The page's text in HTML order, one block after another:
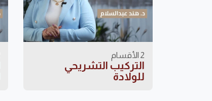
2 الأقسام
التركيب التشريحي
للولادة